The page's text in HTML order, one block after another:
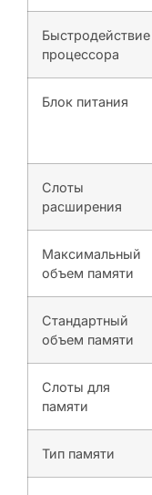
Быстродействие
процессора
Блок питания
Слоты
расширения
Максимальный
объем памяти
Стандартный
объем памяти
Слоты для
памяти
Тип памяти